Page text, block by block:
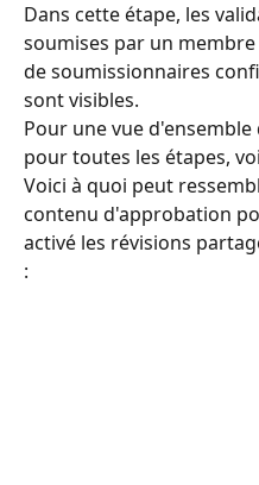
Dans cette étape, les
soumises par un
de soumissionnaires
sont visibles.
Pour une vue
pour toutes les étapes,
Voici à quoi peut
contenu d'approbation
activé les révisions
: